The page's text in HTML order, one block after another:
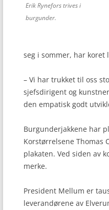
Erik Rynefors trives i
burgunder.
seg i sommer, har
– Vi har trukket til oss
sjefsdirigent og
den empatisk godt
Burgunderjakkene har
Korstørrelsene Thomas
plakaten. Ved siden av
merke.
President Mellum er
leverandørene av